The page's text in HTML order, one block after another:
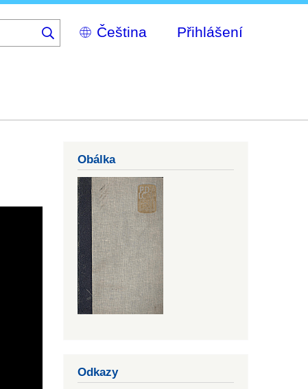
Select
your
Přihlášení
Obálka
Odkazy